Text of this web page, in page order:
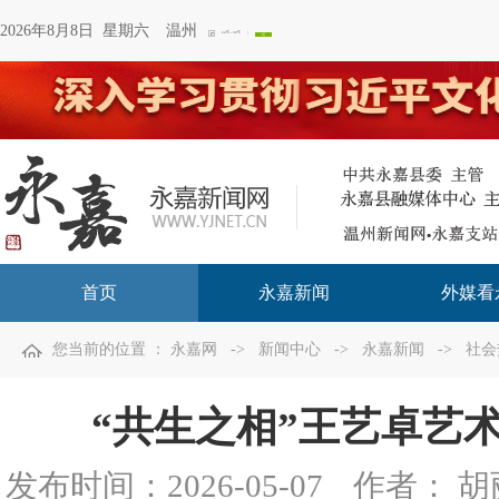
2026年8月8日 星期六 温州
首页 永嘉新闻 外媒看
您当前的位置 ： 永嘉网 -> 新闻中心 -> 永嘉新闻 -> 社
“共生之相”王艺卓艺
发布时间： 2026-05-07 作者： 胡